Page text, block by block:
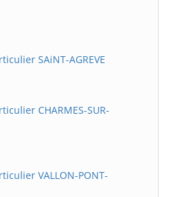
SAiNT-AGREVE
CHARMES-SUR-
VALLON-PONT-